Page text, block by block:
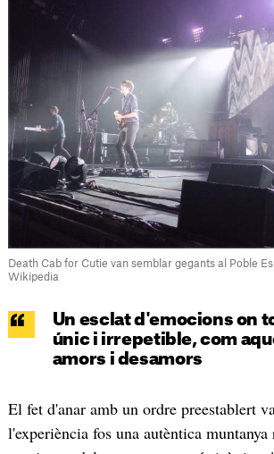
Death Cab for Cutie van semblar gegants al Poble
Wikipedia
Un esclat d'emocions on
únic i irrepetible, com
amors i desamors
El fet d'anar amb un ordre preestablert
l'experiència fos una autèntica muntanya